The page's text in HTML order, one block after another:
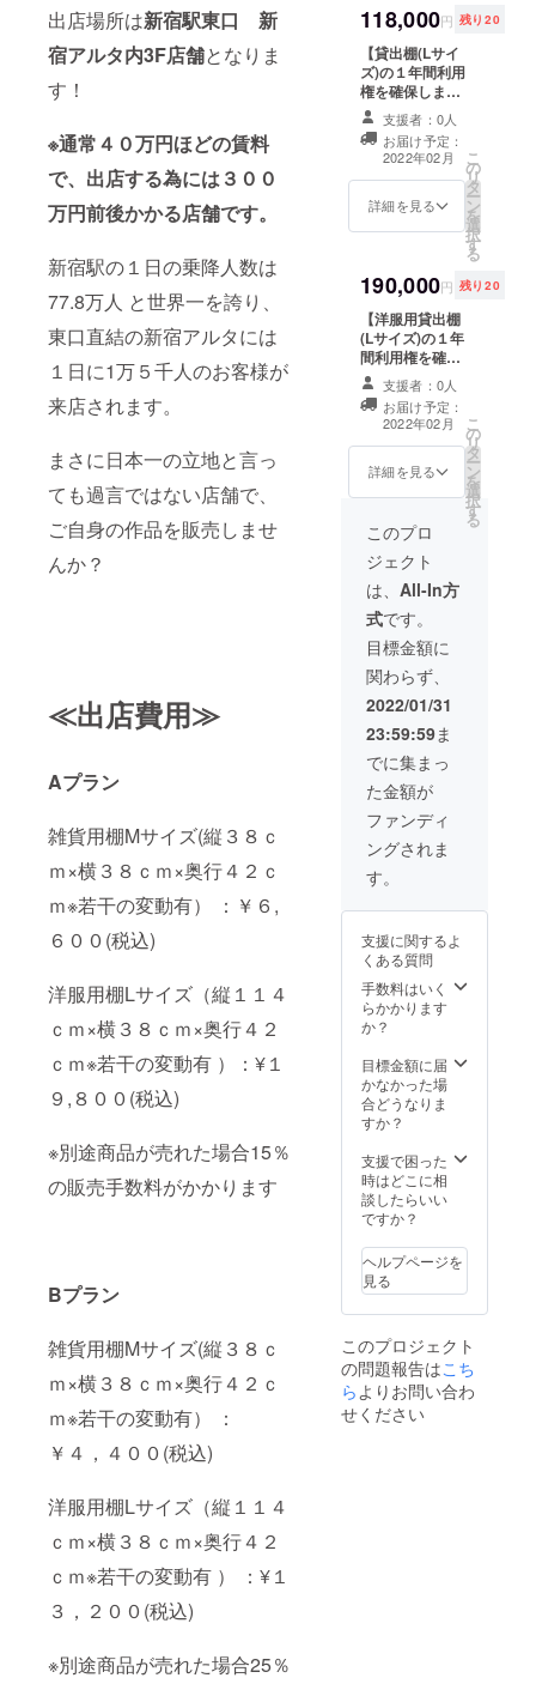
出店場所は新宿駅東口 新
宿アルタ内3F店舗となりま
す！
※通常４０万円ほどの賃料
で、出店する為には３００
万円前後かかる店舗です。
新宿駅の１日の乗降人数は
77.8万人 と世界一を誇り、
東口直結の新宿アルタには
１日に1万５千人のお客様が
来店されます。
まさに日本一の立地と言っ
ても過言ではない店舗で、
ご自身の作品を販売しませ
んか？
≪出店費用≫
Aプラン
雑貨用棚Mサイズ(縦３８ｃ
ｍ×横３８ｃｍ×奥行４２ｃ
ｍ※若干の変動有） ：￥６,
６００(税込)
洋服用棚Lサイズ（縦１１４
ｃｍ×横３８ｃｍ×奥行４２
ｃｍ※若干の変動有 ）：¥１
９,８００(税込)
※別途商品が売れた場合15％
の販売手数料がかかります
Bプラン
雑貨用棚Mサイズ(縦３８ｃ
ｍ×横３８ｃｍ×奥行４２ｃ
ｍ※若干の変動有） ：
￥４，４００(税込)
洋服用棚Lサイズ（縦１１４
ｃｍ×横３８ｃｍ×奥行４２
ｃｍ※若干の変動有 ） ：¥１
３，２００(税込)
※別途商品が売れた場合25％
㎝✕奥行４０
cm（現在設計
中、若干の変動
有） ・２０２３
年３月以降は月
額４，４００円
（税込）がかか
ります
前をご記入くだ
用権（２０２２
年２月～２０２
３年２月） 【注
意事項】 ・販売
スペースは縦４
０㎝×幅４０㎝✕
奥行４０cm（現
の変動有） ・２
０２３年３月以
がかかります
118,000円 残り20
【貸出棚(Lサイ
ズ)の１年間利用
権を確保しま
す！】 ※Bプラン
(販売手数料
25％)適用。詳し
くは本文中の『●
共有ルール・ご
利用方法』を参
お名前をWEBサ
イトに記載 ※掲
載期間はお店の
開店より1年間 ※
支援時、必ず備
考欄にご希望の
お名前をご記入
ください ■貸出
棚利用権（２０
０２３年２月）
【注意事項】 ・
縦１２０㎝×幅４
cm（現在設計
中、若干の変動
有） ・２０２３
年３月以降は月
額１３，２００
円（税込）がか
かります
支援者：0人
お届け予定：
2022年02月
詳細を見る
こ
の
リ
タ
ー
ン
を
選
択
す
る
190,000円 残り20
【洋服用貸出棚
(Lサイズ)の１年
間利用権を確保
します！】 ■お
礼のメール ■サ
ポーターとして
お名前をWEBサ
イトに記載 ※掲
載期間はお店の
考欄にご希望の
お名前をご記入
ください ■貸出
棚利用権（２０
２２年２月～２
０２３年２月）
【注意事項】 ・
販売スペースは
縦１２０㎝×幅４
０㎝✕奥行４２
中、若干の変動
有） ・２０２３
年３月以降は月
額１９，８００
円（税込）がか
かります
支援者：0人
お届け予定：
2022年02月
詳細を見る
こ
の
リ
タ
ー
ン
を
選
択
す
る
このプロ
ジェクト
は、 All-In方
式です。
目標金額に
関わらず、
2022/01/31
23:59:59ま
でに集まっ
た金額が
ファンディ
ングされま
す。
支援に関するよ
くある質問
手数料はいく
らかかります
か？
目標金額に届
かなかった場
合どうなりま
すか？
支援で困った
時はどこに相
談したらいい
ですか？
ヘルプページを
見る
このプロジェクト
の問題報告はこち
ら よりお問い合わ
せください